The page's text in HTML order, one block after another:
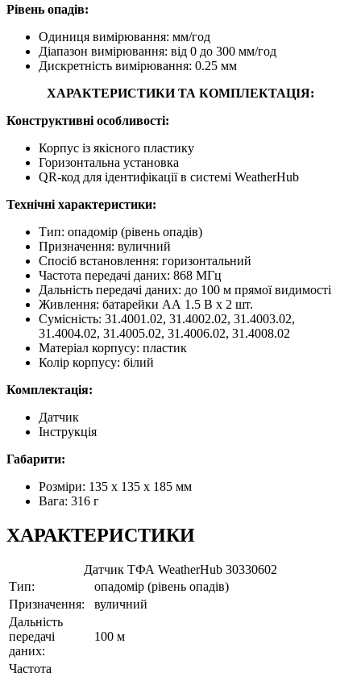
Рівень опадів:
Одиниця вимірювання: мм/год
Діапазон вимірювання: від 0 до 300 мм/год
Дискретність вимірювання: 0.25 мм
ХАРАКТЕРИСТИКИ ТА КОМПЛЕКТАЦІЯ:
Конструктивні особливості:
Корпус із якісного пластику
Горизонтальна установка
QR-код для ідентифікації в системі WeatherHub
Технічні характеристики:
Тип: опадомір (рівень опадів)
Призначення: вуличний
Спосіб встановлення: горизонтальний
Частота передачі даних: 868 МГц
Дальність передачі даних: до 100 м прямої видимості
Живлення: батарейки AА 1.5 В х 2 шт.
Сумісність: 31.4001.02, 31.4002.02, 31.4003.02,
31.4004.02, 31.4005.02, 31.4006.02, 31.4008.02
Матеріал корпусу: пластик
Колір корпусу: білий
Комплектація:
Датчик
Інструкція
Габарити:
Розміри: 135 х 135 х 185 мм
Вага: 316 г
ХАРАКТЕРИСТИКИ
Датчик ТФА WeatherHub 30330602
Тип:
опадомір (рівень опадів)
Призначення:
вуличний
Дальність
передачі
даних:
100 м
Частота